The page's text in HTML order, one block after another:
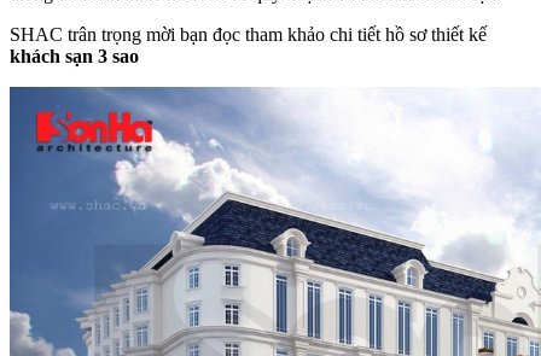
SHAC trân trọng mời bạn đọc tham khảo chi tiết hồ sơ thiết kế
khách sạn 3 sao